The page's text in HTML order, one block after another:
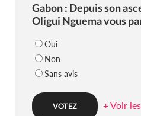
Gabon : Depuis son
Oligui Nguema vous
Oui
Non
Sans avis
+ Voir